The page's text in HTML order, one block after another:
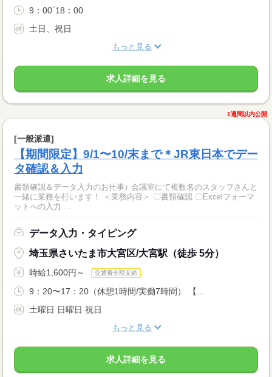
9：00‾18：00
土日、祝日
もっと見る
求人詳細を見る
1週間以内公開
[一般派遣]
【期間限定】9/1〜10/末まで＊JR東日本でデー
タ確認＆入力
書類確認＆データ入力のお仕事♪ 会議室にて複数名のスタッフさんと
一緒に業務を行います！ ＜業務内容＞ 〇書類確認 〇Excelフォーマ
データ入力・タイピング
埼玉県さいたま市大宮区/大宮駅（徒歩 5分）
時給1,600円～ 交通費全額支給
9：20〜17：20（休憩1時間/実働7時間） 【...
土曜日 日曜日 祝日
もっと見る
求人詳細を見る